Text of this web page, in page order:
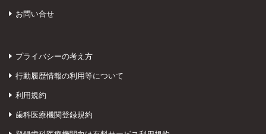
お問い合せ
プライバシーの考え方
行動履歴情報の利用等について
利用規約
歯科医療機関登録規約